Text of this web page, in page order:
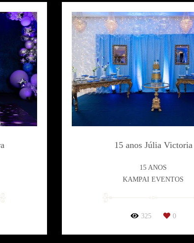
15 anos Júlia Victoria
15 ANOS
KAMPAI EVENTOS
325 0